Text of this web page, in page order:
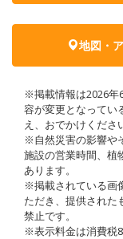
地図・
※掲載情報は2026年
容が変更となってい
え、おでかけくださ
※自然災害の影響や
施設の営業時間、植
あります。
※掲載されている画
ただき、提供された
禁止です。
※表示料金は消費税8